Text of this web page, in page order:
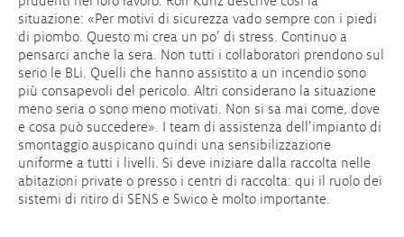
situazione: «Per motivi di sicurezza vado sempre con i piedi
di piombo. Questo mi crea un po’ di stress. Continuo a
pensarci anche la sera. Non tutti i collaboratori prendono sul
serio le BLi. Quelli che hanno assistito a un incendio sono
più consapevoli del pericolo. Altri considerano la situazione
meno seria o sono meno motivati. Non si sa mai come, dove
e cosa può succedere». I team di assistenza dell’impianto di
smontaggio auspicano quindi una sensibilizzazione
uniforme a tutti i livelli. Si deve iniziare dalla raccolta nelle
abitazioni private o presso i centri di raccolta: qui il ruolo dei
sistemi di ritiro di SENS e Swico è molto importante.